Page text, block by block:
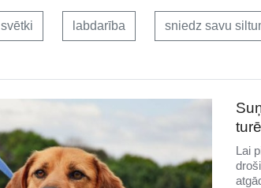
svētki labdarība sniedz savu
Lai